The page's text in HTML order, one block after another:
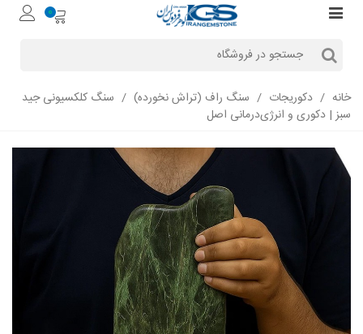
0
خانه / دکوریجات / سنگ راف (تراش نخورده) / سنگ کلکسیونی جید
سبز | دکوری و انرژی‌درمانی اصل